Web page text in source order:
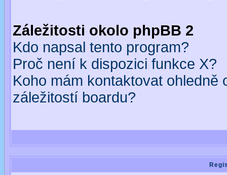
Záležitosti okolo phpBB 2
Kdo napsal tento program?
Proč není k dispozici funkce X?
Koho mám kontaktovat
záležitostí boardu?